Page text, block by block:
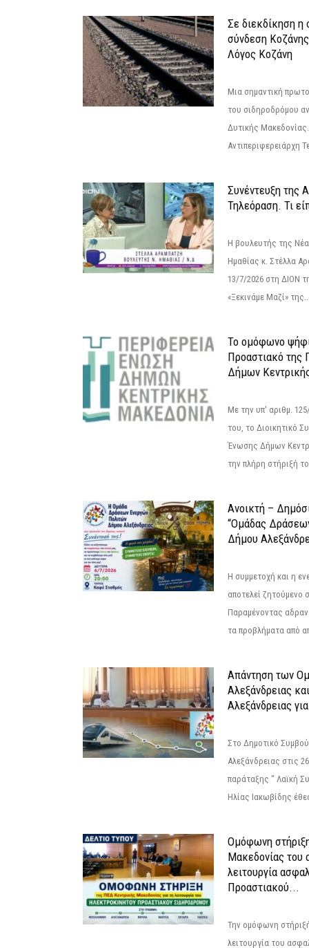
Σε διεκδίκηση η
σύνδεση
Λόγος Κοζάνη
Μια σημαντική
του σιδηροδρόμου
Δυτικής
Αντιπεριφερειάρχη
Συνέντευξη της
Τηλεόραση. Τι
Η βουλευτής της
Ημαθίας κ. Στέλλα
13/7/2026 στη ΔΙΟΝ
«Ξεκινάμε Μαζί»
Το ομόφωνο
Προαστιακό της
Δήμων
Με την υπ' αριθμ.
του, το Διοικητικό
Ένωσης Δήμων
την πλήρη στήριξή
Ανοικτή –
“Ομάδας
Δήμου
Η συμμετοχή και η
αποτελεί ζητούμενο
Παραμένοντας
τα προβλήματα από
Απάντηση των
Αλεξάνδρειας
Αλεξάνδρειας
Στο Δημοτικό
Αλεξάνδρειας στις
παράταξης " Λαϊκή
Ηλίας Ιακωβίδης
Ομόφωνη
Μακεδονίας του
λειτουργία
Προαστιακού...
Την ομόφωνη
λειτουργία του